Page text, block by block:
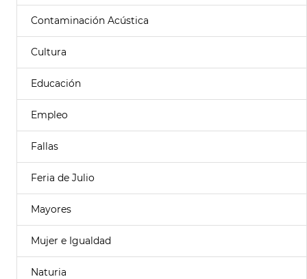
Contaminación Acústica
Cultura
Educación
Empleo
Fallas
Feria de Julio
Mayores
Mujer e Igualdad
Naturia